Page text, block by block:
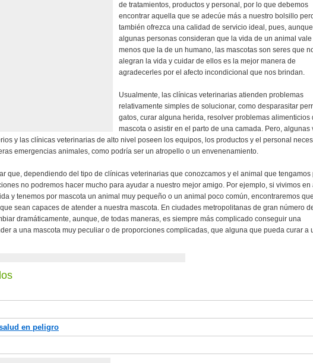
de tratamientos, productos y personal, por lo que debemos
encontrar aquella que se adecúe más a nuestro bolsillo
también ofrezca una calidad de servicio ideal, pues, aunque
algunas personas consideran que la vida de un animal vale
menos que la de un humano, las mascotas son seres que
alegran la vida y cuidar de ellos es la mejor manera de
agradecerles por el afecto incondicional que nos brindan.
Usualmente, las clínicas veterinarias atienden problemas
relativamente simples de solucionar, como desparasitar
gatos, curar alguna herida, resolver problemas alimenticios
mascota o asistir en el parto de una camada. Pero, algunas
y las clínicas veterinarias de alto nivel poseen los equipos, los productos y el personal
emergencias animales, como podría ser un atropello o un envenenamiento.
que, dependiendo del tipo de clínicas veterinarias que conozcamos y el animal que tengamos
no podremos hacer mucho para ayudar a nuestro mejor amigo. Por ejemplo, si vivimos en
y tenemos por mascota un animal muy pequeño o un animal poco común, encontraremos
sean capaces de atender a nuestra mascota. En ciudades metropolitanas de gran número
dramáticamente, aunque, de todas maneras, es siempre más complicado conseguir una
a una mascota muy peculiar o de proporciones complicadas, que alguna que pueda curar a
en peligro